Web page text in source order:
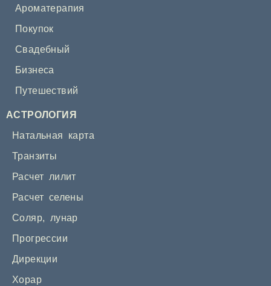
Ароматерапия
Покупок
Свадебный
Бизнеса
Путешествий
АСТРОЛОГИЯ
Натальная карта
Транзиты
Расчет лилит
Расчет селены
Соляр, лунар
Прогрессии
Дирекции
Хорар